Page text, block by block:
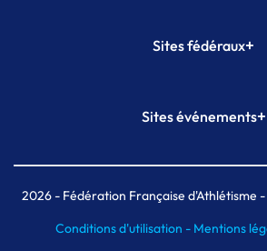
Sites fédéraux+
Plateforme Formation
Sites événements+
Meeting de Paris
MAIF Ekiden de Paris
2026- Fédération Française d'Athlétisme -
Conditions d'utilisation - Mentions